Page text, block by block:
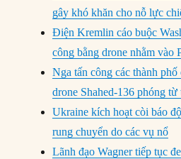
gây khó khăn cho nỗ lực
Điện Kremlin cáo buộc
công bằng drone nhằm vào
Nga tấn công các thành
drone Shahed-136 phóng từ
Ukraine kích hoạt còi báo
rung chuyển do các vụ nổ
Lãnh đạo Wagner tiếp tục